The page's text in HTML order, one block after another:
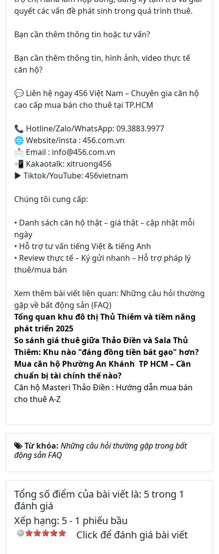
quyết các vấn đề phát sinh trong quá trình thuê.
Bạn cần thêm thông tin hoặc tư vấn?
Bạn cần thêm thông tin, hình ảnh, video thực tế
căn hộ?
💬 Liên hệ ngay 456 Việt Nam – Chuyên gia căn hộ
cao cấp mua bán cho thuê tại TP.HCM
📞 Hotline/Zalo/WhatsApp: 09.3883.9977
🌐 Website/insta : 456.com.vn
📩 Email : info@456.com.vn
📲 Kakaotalk: xitruong456
▶️ Tiktok/YouTube: 456vietnam
Chúng tôi cung cấp:
• Danh sách căn hộ thật – giá thật – cập nhật mỗi
ngày
• Hỗ trợ tư vấn tiếng Việt & tiếng Anh
• Review thực tế – Ký gửi nhanh – Hỗ trợ pháp lý
thuê/mua bán
Xem thêm bài viết liên quan: Những câu hỏi thường
gặp về bất động sản (FAQ)
Tổng quan khu đô thị Thủ Thiêm và tiềm năng
phát triển 2025
So sánh giá thuê giữa Thảo Điền và Sala Thủ
Thiêm: Khu nào "đáng đồng tiền bát gạo" hơn?
Mua căn hộ Phường An Khánh TP HCM – Cần
chuẩn bị tài chính thế nào?
Căn hộ Masteri Thảo Điền : Hướng dẫn mua bán
cho thuê A-Z
Từ khóa: Những câu hỏi thường gặp trong bất
động sản FAQ
Tổng số điểm của bài viết là: 5 trong 1
đánh giá
Xếp hạng: 5- 1 phiếu bầu
Click để đánh giá bài viết